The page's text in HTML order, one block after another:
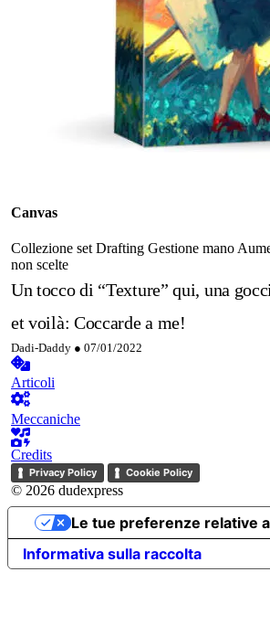
Canvas
Collezione set Drafting Gestione mano
non scelte
Un tocco di “Texture” qui, una
et voilà: Coccarde a me!
Dadi-Daddy ● 07/01/2022
Articoli
Meccaniche
Credits
Privacy Policy Cookie Policy
© 2026 dudexpress
Informativa sulla raccolta
Le tue preferenze relative